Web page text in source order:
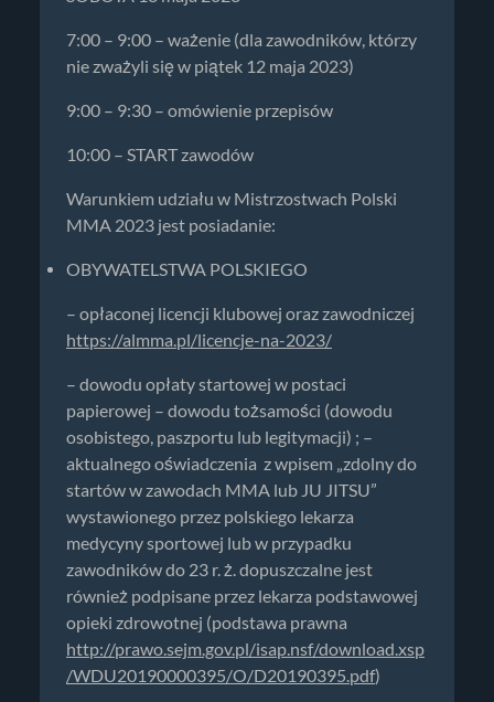
7:00 – 9:00 – ważenie (dla zawodników, którzy
nie zważyli się w piątek 12 maja 2023)
9:00 – 9:30 – omówienie przepisów
10:00 – START zawodów
Warunkiem udziału w Mistrzostwach Polski
MMA 2023 jest posiadanie:
OBYWATELSTWA POLSKIEGO
– opłaconej licencji klubowej oraz zawodniczej
https://almma.pl/licencje-na-2023/
– dowodu opłaty startowej w postaci
papierowej – dowodu tożsamości (dowodu
osobistego, paszportu lub legitymacji) ; –
aktualnego oświadczenia z wpisem „zdolny do
startów w zawodach MMA lub JU JITSU”
wystawionego przez polskiego lekarza
medycyny sportowej lub w przypadku
zawodników do 23 r. ż. dopuszczalne jest
również podpisane przez lekarza podstawowej
opieki zdrowotnej (podstawa prawna
http://prawo.sejm.gov.pl/isap.nsf/download.xsp
/WDU20190000395/O/D20190395.pdf)